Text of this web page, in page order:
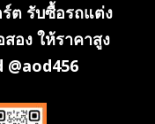
ต รับซื้อรถแต่ง
อง ให้ราคาสูง
@aod456